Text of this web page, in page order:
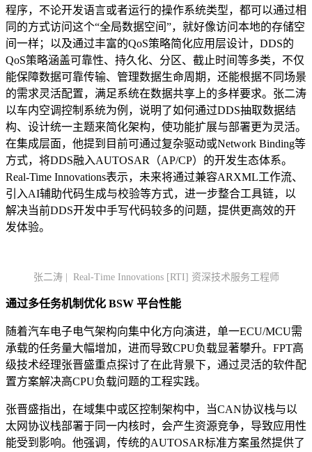
程序，不论开发语言或者运行的操作系统类型，都可以通过相
同的方式访问这个“全局数据空间”，就好像访问本地的存储空
间一样；以及通过丰富的QoS策略简化应用层设计，DDS的
QoS策略涵盖可靠性、持久化、分区、截止时间等多类，不仅
能保障数据可靠传输、管理数据生命周期，还能根据不同场景
的需求灵活配置，满足系统在数据共享上的多样要求。张二涛
以车内空调控制系统为例，说明了如何通过DDS抽取数据结
构、设计统一主题来简化架构，使功能扩展与部署更为灵活。
在集成层面，他提到目前可通过复杂驱动或Network Binding等
方式，将DDS融入AUTOSAR（AP/CP）的开发生态体系。
Real-Time Innovations表示，未来将通过兼容ARXML工作流、
引入AI辅助代码生成与校验等方式，进一步整合工具链，以
解决当前DDS开发中手写代码较多的问题，提供更高效的开
发体验。
张二涛 | Real-Time Innovations [RTI] 资深技术服务工程师
通过多任务机制优化 BSW 平台性能
随着汽车电子电气架构向集中化方向演进，单一ECU/MCU需
承载的任务量大幅增加，进而导致CPU负载显著攀升。FPT高
级技术经理张晋盛重点探讨了在此背景下，通过灵活的软件配
置方案解决高CPU负载问题的工程实践。
张晋盛指出，在域集中或区控制架构中，当CAN协议栈与以
太网协议栈部署于同一内核时，会产生资源竞争，导致应用性
能受到影响。他强调，传统的AUTOSAR标准方案虽然提供了